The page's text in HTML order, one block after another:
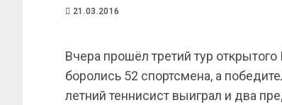
21.03.2016
Вчера прошёл третий тур
боролись 52 спортсмена, а
летний теннисист выиграл и два